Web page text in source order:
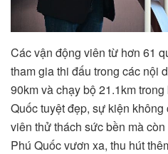
Các vận động viên từ hơn 61
tham gia thi đấu trong các nội
90km và chạy bộ 21.1km
Quốc tuyệt đẹp, sự kiện
viên thử thách sức bền mà
Phú Quốc vươn xa, thu hút